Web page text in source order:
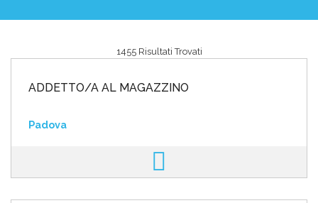
INVIA CV
1455 Risultati Trovati
ADDETTO/A AL MAGAZZINO
Padova